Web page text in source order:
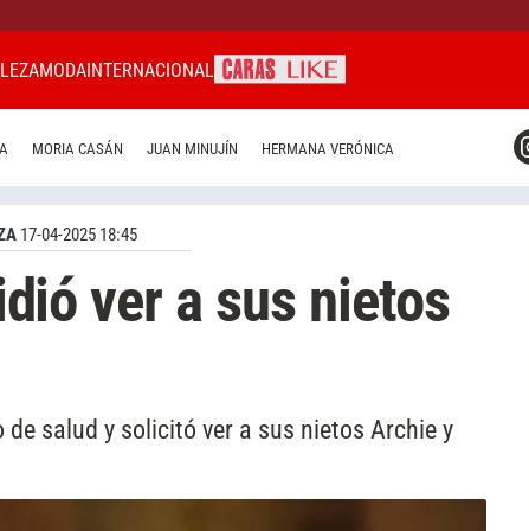
MODAINTERNACIONAL
MORIA CASÁN JUAN MINUJÍN HERMANA VERÓNICA
17-04-2025 18:45
ver a sus nietos
salud y solicitó ver a sus nietos Archie y